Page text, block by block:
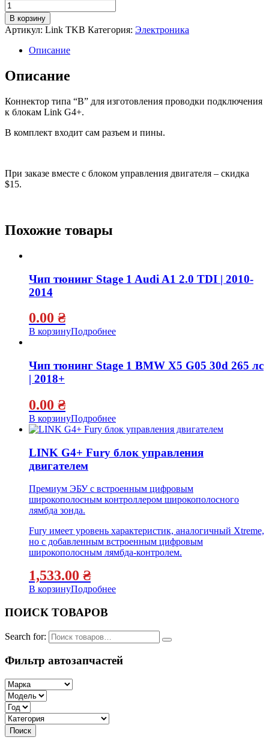
В корзину
Артикул: Link TKB Категория: Электроника
Описание
Описание
Коннектор типа “B” для изготовления проводки подключения
к блокам Link G4+.
В комплект входит сам разъем и пины.
При заказе вместе с блоком управления двигателя – скидка
$15.
Похожие товары
Чип тюнинг Stage 1 Audi A1 2.0 TDI | 2010-
2014
0.00 ₴
В корзинуПодробнее
Чип тюнинг Stage 1 BMW X5 G05 30d 265 лс
| 2018+
0.00 ₴
В корзинуПодробнее
LINK G4+ Fury блок управления
двигателем
Премиум ЭБУ с встроенным цифровым
широкополосным контроллером широкополосного
лямбда зонда.
Fury имеет уровень характеристик, аналогичный Xtreme,
но с добавленным встроенным цифровым
широкополосным лямбда-контролем.
1,533.00 ₴
В корзинуПодробнее
ПОИСК ТОВАРОВ
Search for:
Фильтр автозапчастей